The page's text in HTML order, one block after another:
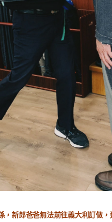
，新郎爸爸無法前往義大利訂做，